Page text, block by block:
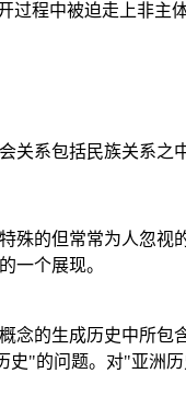
过程中被迫走上非
关系包括民族关系
殊的但常常为人忽
一个展现。
念的生成历史中所
"的问题。对"亚洲